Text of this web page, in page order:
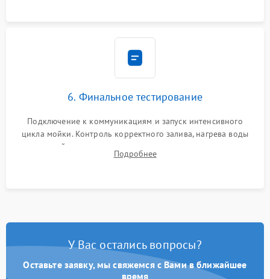
6. Финальное тестирование
Подключение к коммуникациям и запуск интенсивного
цикла мойки. Контроль корректного залива, нагрева воды
до нужной температуры, отсутствия посторонних шумов,
штатного слива и абсолютной сухости в поддоне.
Подробнее
У Вас остались вопросы?
Оставьте заявку, мы свяжемся с Вами в ближайшее
время